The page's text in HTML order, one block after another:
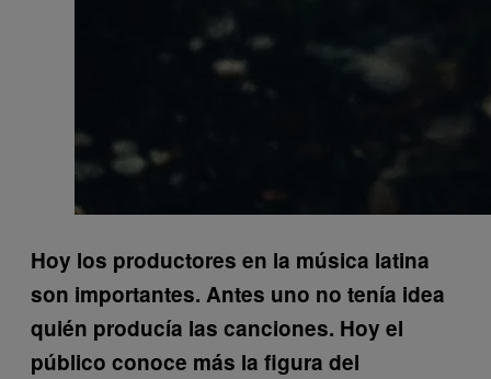
Hoy los productores en la música latina
son importantes. Antes uno no tenía idea
quién producía las canciones. Hoy el
público conoce más la figura del